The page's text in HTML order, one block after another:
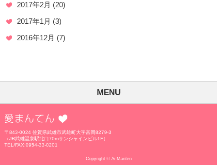
2017年2月 (20)
2017年1月 (3)
2016年12月 (7)
MENU
愛まんてん
〒843-0024 佐賀県武雄市武雄町大字富岡8279-3
（JR武雄温泉駅北口70mサンシャインビル1F）
TEL/FAX:0954-33-0201
Copyright © Ai Manten